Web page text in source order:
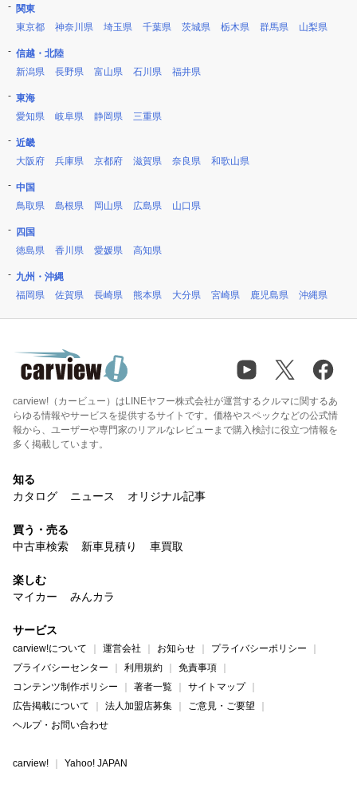
関東
東京都
神奈川県 埼玉県 千葉県 茨城県 栃木県 群馬県 山梨県
信越・北陸
新潟県
長野県 富山県 石川県 福井県
東海
愛知県
岐阜県 静岡県 三重県
近畿
大阪府
兵庫県 京都府 滋賀県 奈良県 和歌山県
中国
鳥取県
島根県 岡山県 広島県 山口県
四国
徳島県
香川県 愛媛県 高知県
九州・沖縄
福岡県
佐賀県 長崎県 熊本県 大分県 宮崎県 鹿児島県 沖縄県
carview!（カービュー）はLINEヤフー株式会社が運営するクルマに関するあ
らゆる情報やサービスを提供するサイトです。価格やスペックなどの公式情
報から、ユーザーや専門家のリアルなレビューまで購入検討に役立つ情報を
多く掲載しています。
知る
カタログ
ニュース オリジナル記事
買う・売る
中古車検索
新車見積り 車買取
楽しむ
マイカー
みんカラ
サービス
carview!について 運営会社 お知らせ
プライバシーポリシー
プライバシーセンター
利用規約
免責事項
コンテンツ制作ポリシー
著者一覧
サイトマップ
広告掲載について
法人加盟店募集
ご意見・ご要望
ヘルプ・お問い合わせ
carview! Yahoo! JAPAN